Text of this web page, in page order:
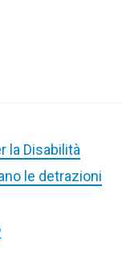
la Disabilità
le detrazioni